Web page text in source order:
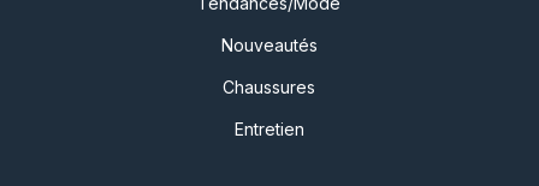
Nouveautés
Chaussures
Entretien